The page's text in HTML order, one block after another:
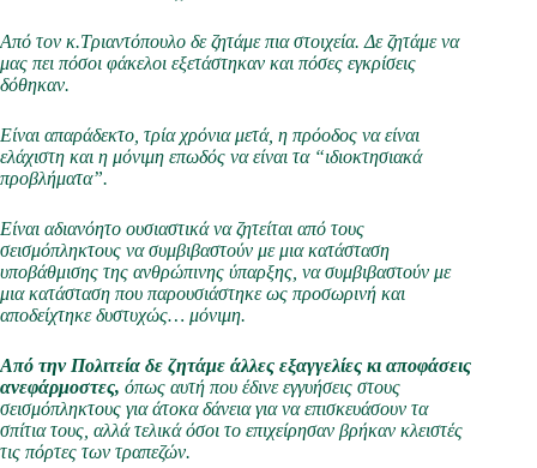
Από τον κ.Τριαντόπουλο δε ζητάμε πια στοιχεία. Δε ζητάμε να
μας πει πόσοι φάκελοι εξετάστηκαν και πόσες εγκρίσεις
δόθηκαν.
Είναι απαράδεκτο, τρία χρόνια μετά, η πρόοδος να είναι
ελάχιστη και η μόνιμη επωδός να είναι τα “ιδιοκτησιακά
προβλήματα”.
Είναι αδιανόητο ουσιαστικά να ζητείται από τους
σεισμόπληκτους να συμβιβαστούν με μια κατάσταση
υποβάθμισης της ανθρώπινης ύπαρξης να συμβιβαστούν με
μια κατάσταση που παρουσιάστηκε ως προσωρινή και
αποδείχτηκε δυστυχώς… μόνιμη.
Από την Πολιτεία δε ζητάμε άλλες εξαγγελίες κι αποφάσεις
ανεφάρμοστες, όπως αυτή που έδινε εγγυήσεις στους
σεισμόπληκτους για άτοκα δάνεια για να επισκευάσουν τα
σπίτια τους, αλλά τελικά όσοι το επιχείρησαν βρήκαν κλειστές
τις πόρτες των τραπεζών.